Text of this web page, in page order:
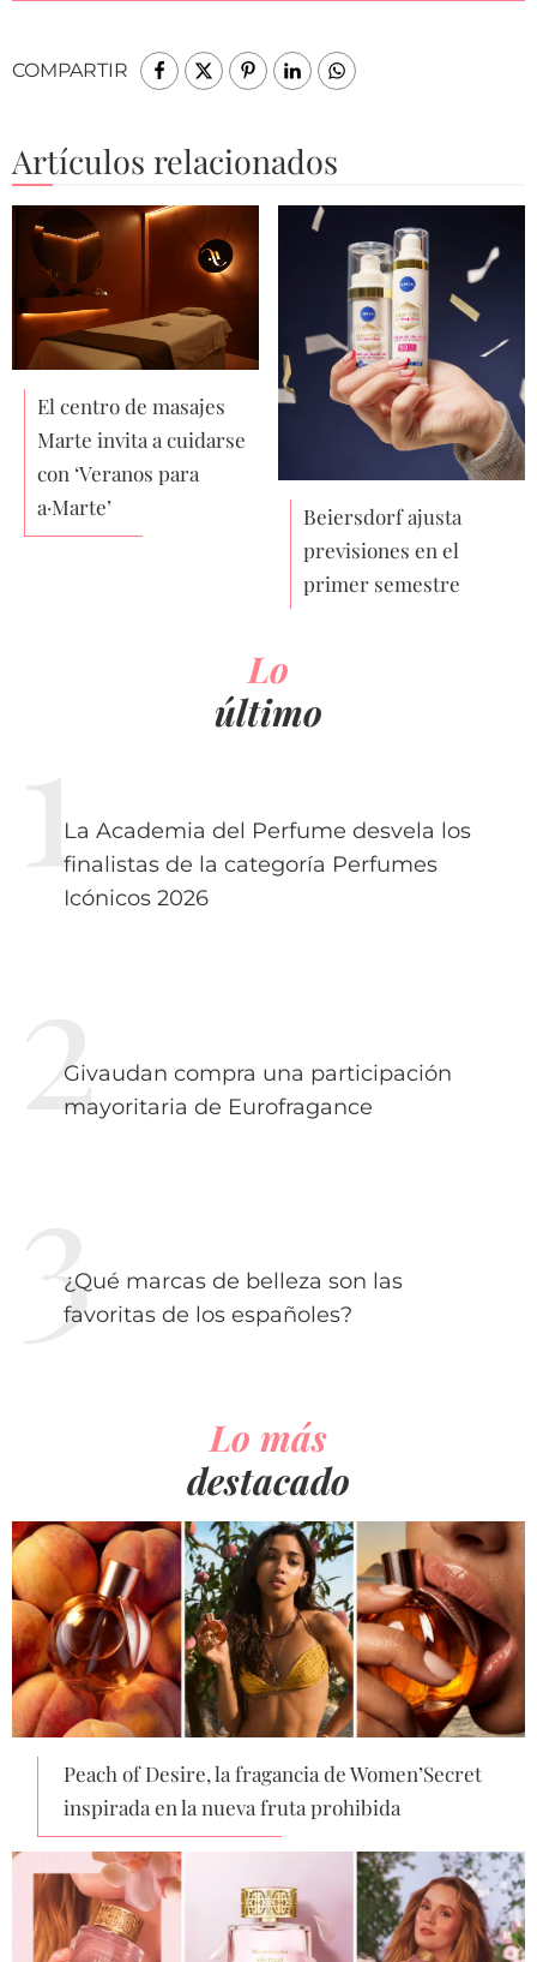
COMPARTIR
Artículos relacionados
El centro de masajes
Marte invita a cuidarse
con ‘Veranos para
a·Marte’
Beiersdorf ajusta
previsiones en el
primer semestre
Lo
último
La Academia del Perfume desvela los
finalistas de la categoría Perfumes
Icónicos 2026
Givaudan compra una participación
mayoritaria de Eurofragance
¿Qué marcas de belleza son las
favoritas de los españoles?
Lo más
destacado
Peach of Desire, la fragancia de Women’Secret
inspirada en la nueva fruta prohibida